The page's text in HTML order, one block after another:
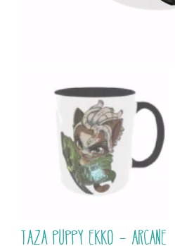
Taza Puppy Ekko – Arcane